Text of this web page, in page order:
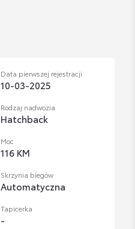
Data pierwszej rejestracji
10-03-2025
Rodzaj nadwozia
Hatchback
Moc
116 KM
Skrzynia biegów
Automatyczna
Tapicerka
-